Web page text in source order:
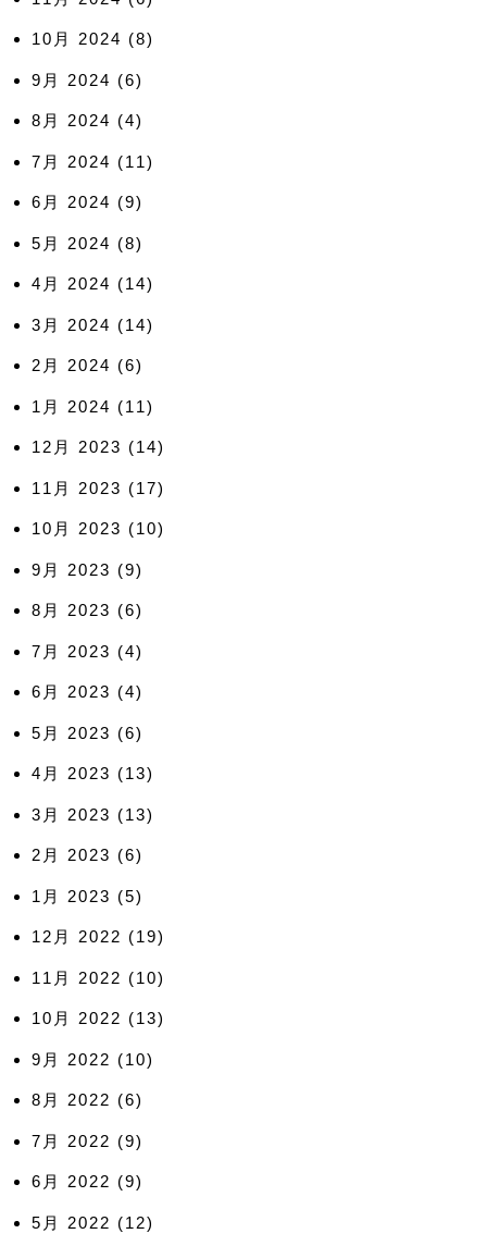
10月 2024 (8)
9月 2024 (6)
8月 2024 (4)
7月 2024 (11)
6月 2024 (9)
5月 2024 (8)
4月 2024 (14)
3月 2024 (14)
2月 2024 (6)
1月 2024 (11)
12月 2023 (14)
11月 2023 (17)
10月 2023 (10)
9月 2023 (9)
8月 2023 (6)
7月 2023 (4)
6月 2023 (4)
5月 2023 (6)
4月 2023 (13)
3月 2023 (13)
2月 2023 (6)
1月 2023 (5)
12月 2022 (19)
11月 2022 (10)
10月 2022 (13)
9月 2022 (10)
8月 2022 (6)
7月 2022 (9)
6月 2022 (9)
5月 2022 (12)